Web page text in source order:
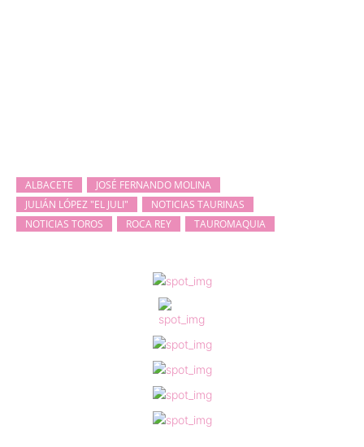
ALBACETE
JOSÉ FERNANDO MOLINA
JULIÁN LÓPEZ "EL JULI"
NOTICIAS TAURINAS
NOTICIAS TOROS
ROCA REY TAUROMAQUIA